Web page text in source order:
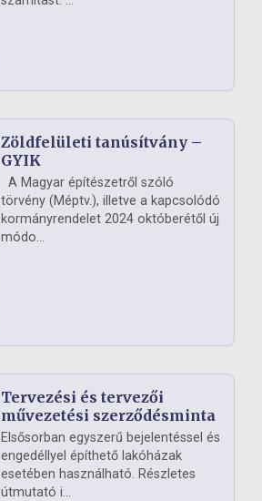
Zöldfelületi tanúsítvány –
GYIK
A Magyar építészetről szóló
törvény (Méptv.), illetve a kapcsolódó
kormányrendelet 2024 októberétől új
módo...
Tervezési és tervezői
művezetési szerződésminta
Elsősorban egyszerű bejelentéssel és
engedéllyel építhető lakóházak
esetében használható. Részletes
útmutató i...